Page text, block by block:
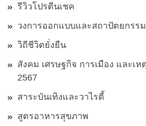
รีวิวโปรตีนเชค
วงการออกแบบและสถาปัตยกรรม
วิถีชีวิตยั่งยืน
สังคม เศรษฐกิจ การเมือง และเ
2567
สาระบันเทิงและวาไรตี้
สูตรอาหารสุขภาพ